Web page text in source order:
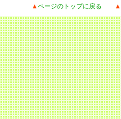
▲ ページのトップに戻る ▲